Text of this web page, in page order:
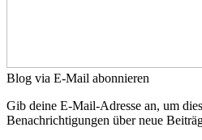
Blog via E-Mail abonnieren
Gib deine E-Mail-Adresse an, um
Benachrichtigungen über neue